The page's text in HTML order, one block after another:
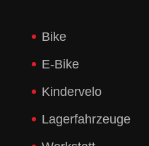
Bike
E-Bike
Kindervelo
Lagerfahrzeuge